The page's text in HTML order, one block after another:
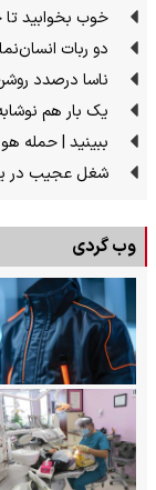
خوب بخوابید
دو ربات
ناسا درصدد
یک بار هم
ببینید | حمله هولناک ۹۰۰ مار کبرای قاتل به
شغل عجیب در
وب گردی